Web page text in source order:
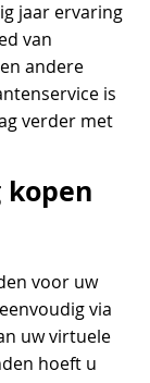
jaar ervaring
van
en andere
is
verder met
kopen
voor uw
via
uw virtuele
hoeft u